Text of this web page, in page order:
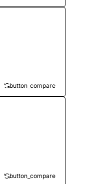
button_compare
button_compare